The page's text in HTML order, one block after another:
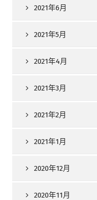
2021年6月
2021年5月
2021年4月
2021年3月
2021年2月
2021年1月
2020年12月
2020年11月